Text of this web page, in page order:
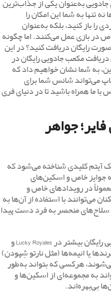
به‌عنوان یکی از جذاب‌ترین
تنها به شما این امکان را
باز کنید، بلکه به‌عنوان
در بازی عمل می‌کنند. اما چگونه
رایگان دریافت کنید؟ در این
دریافت مکعب جادویی رایگان در
به شما نشان خواهیم داد که
می‌تواند شانس شما برای
ما همراه باشید تا در دنیای فری
جواهر
آیتم کلیدی شناخته می‌شود که
جوایز خاص و اسکین‌های
در رویدادهای خاص و
می‌توانند با استفاده از آن‌ها به
سلاح‌های منحصر به فرد دست پیدا
با توجه به اینکه دریافت مکعب جادویی رایگان بیشتر در Lucky Royales و
یا انیمه‌ها (مثل نارتو شِپودن)
هرکسی که بتواند به‌طور
به مجموعه‌ای از اسکین‌ها و
بی‌بهره‌اند.